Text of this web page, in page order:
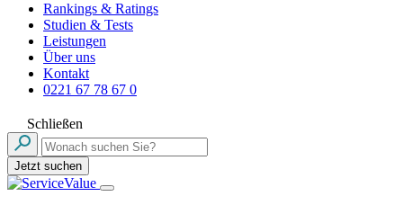
Rankings & Ratings
Studien & Tests
Leistungen
Über uns
Kontakt
0221 67 78 67 0
Schließen
Jetzt suchen